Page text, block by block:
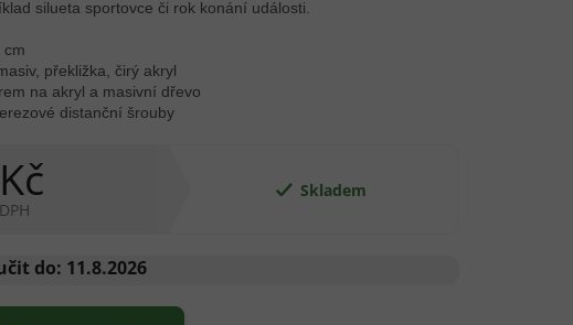
Skladem
do: 11.8.2026
silueta sportovce či rok konání události.
cm
překližka, čirý akryl
na akryl a masivní dřevo
distanční šrouby